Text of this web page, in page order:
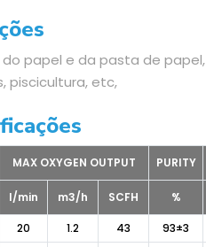
do papel e da pasta de
piscicultura, etc,
MAX OXYGEN OUTPUT PURITY
l/min m3/h SCFH %
20 1.2 43 93±3